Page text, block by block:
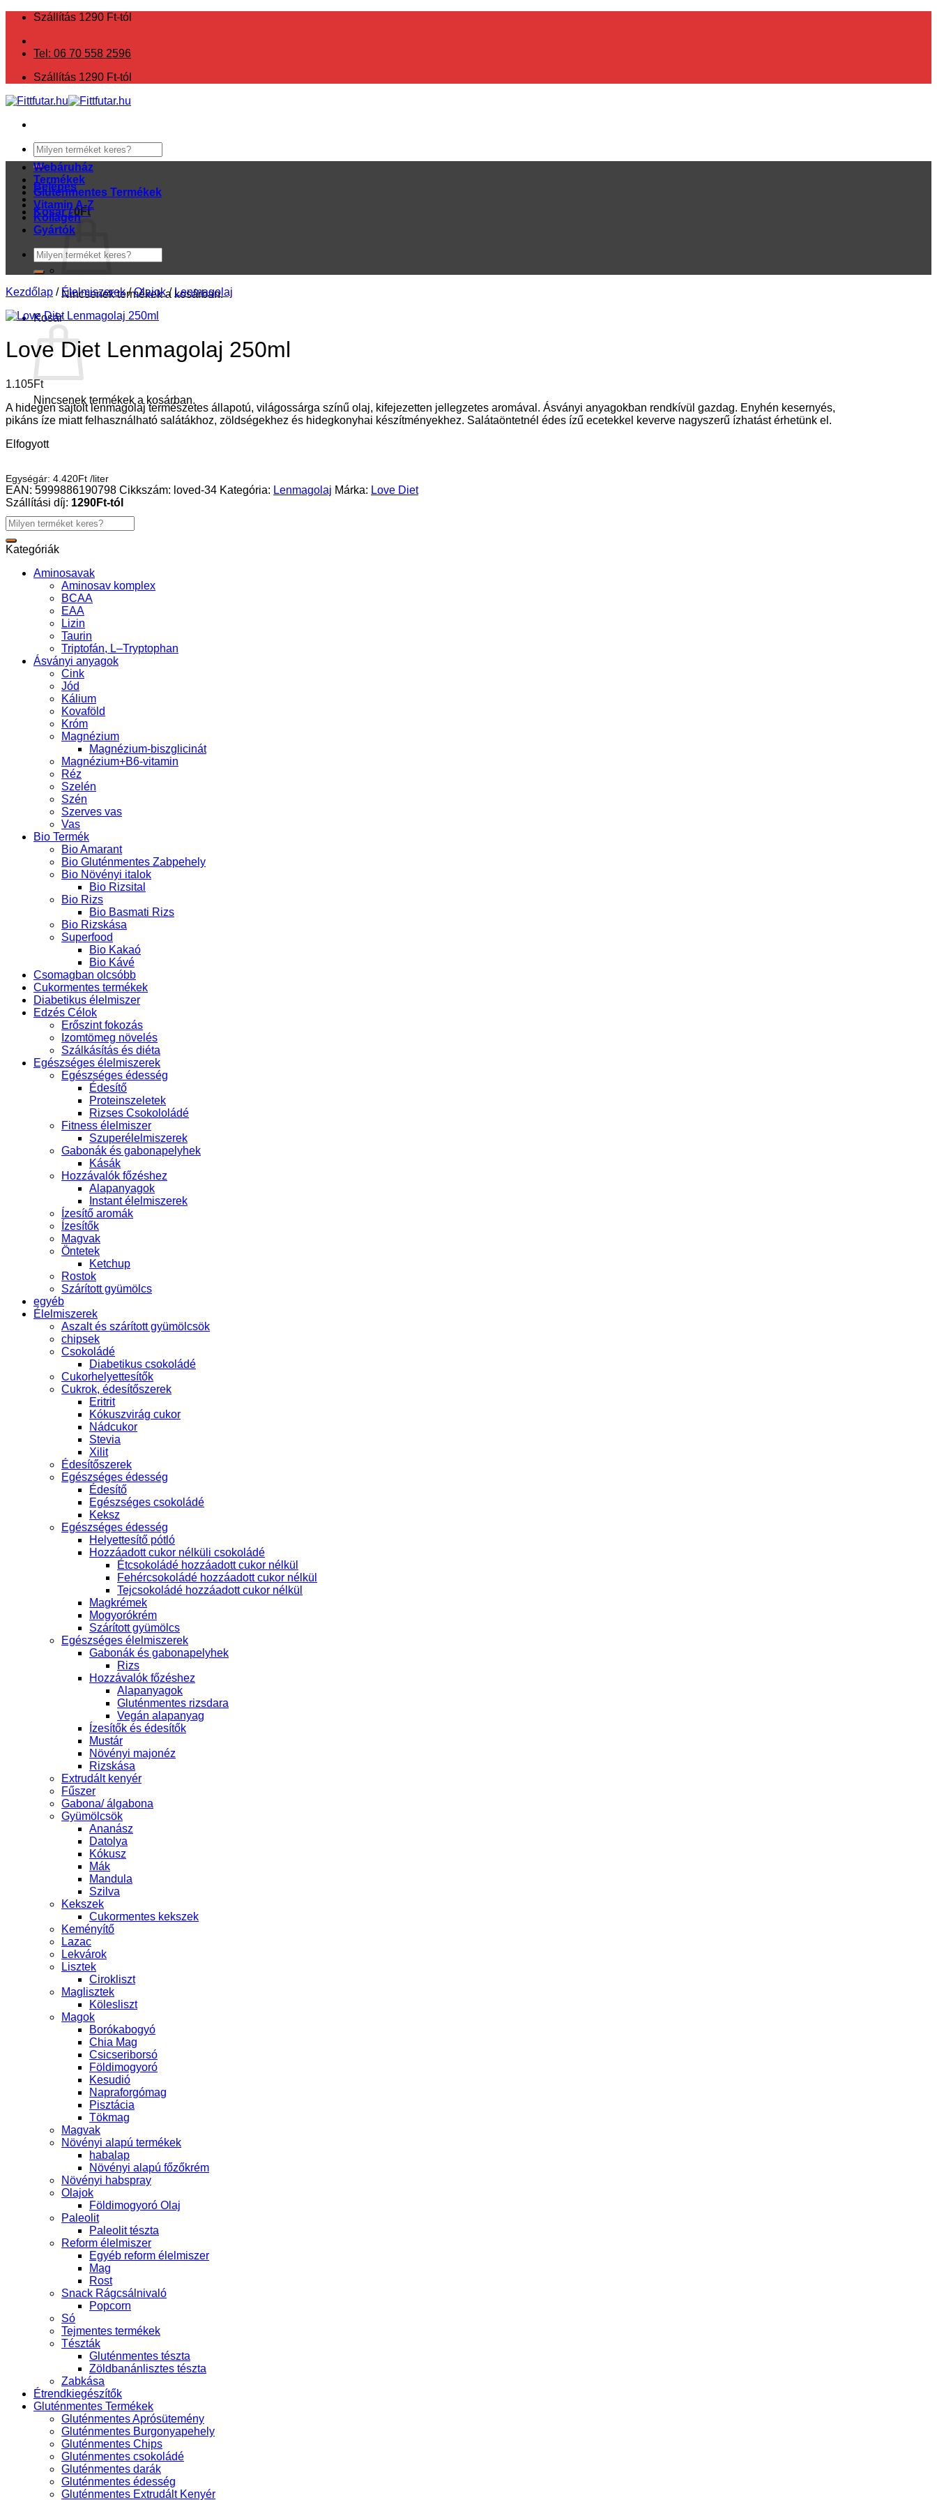
Skip
content
Szállítás 1290 Ft-tól
Tel: 06 70 558 2596
Szállítás 1290 Ft-tól
Keresés
a
következőre:
Belépés
Kosár /0Ft
Nincsenek termékek a kosárban.
Kosár
Nincsenek termékek a kosárban.
Webáruház
Termékek
Gluténmentes Termékek
Vitamin A-Z
Kollagén
Gyártók
Keresés
a
következőre:
Kezdőlap / Élelmiszerek / Olajok / Lenmagolaj
Love Diet Lenmagolaj 250ml
1.105Ft
A hidegen sajtolt lenmagolaj természetes állapotú, világossárga színű olaj, kifejezetten jellegzetes aromával. Ásványi anyagokban rendkívül gazdag. Enyhén kesernyés,
pikáns íze miatt felhasználható salátákhoz, zöldségekhez és hidegkonyhai készítményekhez. Salátaöntetnél édes ízű ecetekkel keverve nagyszerű ízhatást érhetünk el.
Elfogyott
Egységár: 4.420Ft /liter
EAN: 5999886190798 Cikkszám: loved-34 Kategória: Lenmagolaj Márka: Love Diet
Szállítási díj: 1290Ft-tól
Keresés
a
következőre:
Kategóriák
Aminosavak
Aminosav komplex
BCAA
EAA
Lizin
Taurin
Triptofán, L–Tryptophan
Ásványi anyagok
Cink
Jód
Kálium
Kovaföld
Króm
Magnézium
Magnézium-biszglicinát
Magnézium+B6-vitamin
Réz
Szelén
Szén
Szerves vas
Vas
Bio Termék
Bio Amarant
Bio Gluténmentes Zabpehely
Bio Növényi italok
Bio Rizsital
Bio Rizs
Bio Basmati Rizs
Bio Rizskása
Superfood
Bio Kakaó
Bio Kávé
Csomagban olcsóbb
Cukormentes termékek
Diabetikus élelmiszer
Edzés Célok
Erőszint fokozás
Izomtömeg növelés
Szálkásítás és diéta
Egészséges élelmiszerek
Egészséges édesség
Édesítő
Proteinszeletek
Rizses Csokololádé
Fitness élelmiszer
Szuperélelmiszerek
Gabonák és gabonapelyhek
Kásák
Hozzávalók főzéshez
Alapanyagok
Instant élelmiszerek
Ízesítő aromák
Ízesítők
Magvak
Öntetek
Ketchup
Rostok
Szárított gyümölcs
egyéb
Élelmiszerek
Aszalt és szárított gyümölcsök
chipsek
Csokoládé
Diabetikus csokoládé
Cukorhelyettesítők
Cukrok, édesítőszerek
Eritrit
Kókuszvirág cukor
Nádcukor
Stevia
Xilit
Édesítőszerek
Egészséges édesség
Édesítő
Egészséges csokoládé
Keksz
Egészséges édesség
Helyettesítő pótló
Hozzáadott cukor nélküli csokoládé
Étcsokoládé hozzáadott cukor nélkül
Fehércsokoládé hozzáadott cukor nélkül
Tejcsokoládé hozzáadott cukor nélkül
Magkrémek
Mogyorókrém
Szárított gyümölcs
Egészséges élelmiszerek
Gabonák és gabonapelyhek
Rizs
Hozzávalók főzéshez
Alapanyagok
Gluténmentes rizsdara
Vegán alapanyag
Ízesítők és édesítők
Mustár
Növényi majonéz
Rizskása
Extrudált kenyér
Fűszer
Gabona/ álgabona
Gyümölcsök
Ananász
Datolya
Kókusz
Mák
Mandula
Szilva
Kekszek
Cukormentes kekszek
Keményítő
Lazac
Lekvárok
Lisztek
Cirokliszt
Maglisztek
Kölesliszt
Magok
Borókabogyó
Chia Mag
Csicseriborsó
Földimogyoró
Kesudió
Napraforgómag
Pisztácia
Tökmag
Magvak
Növényi alapú termékek
habalap
Növényi alapú főzőkrém
Növényi habspray
Olajok
Földimogyoró Olaj
Paleolit
Paleolit tészta
Reform élelmiszer
Egyéb reform élelmiszer
Mag
Rost
Snack Rágcsálnivaló
Popcorn
Só
Tejmentes termékek
Tészták
Gluténmentes tészta
Zöldbanánlisztes tészta
Zabkása
Étrendkiegészítők
Gluténmentes Termékek
Gluténmentes Aprósütemény
Gluténmentes Burgonyapehely
Gluténmentes Chips
Gluténmentes csokoládé
Gluténmentes darák
Gluténmentes édesség
Gluténmentes Extrudált Kenyér